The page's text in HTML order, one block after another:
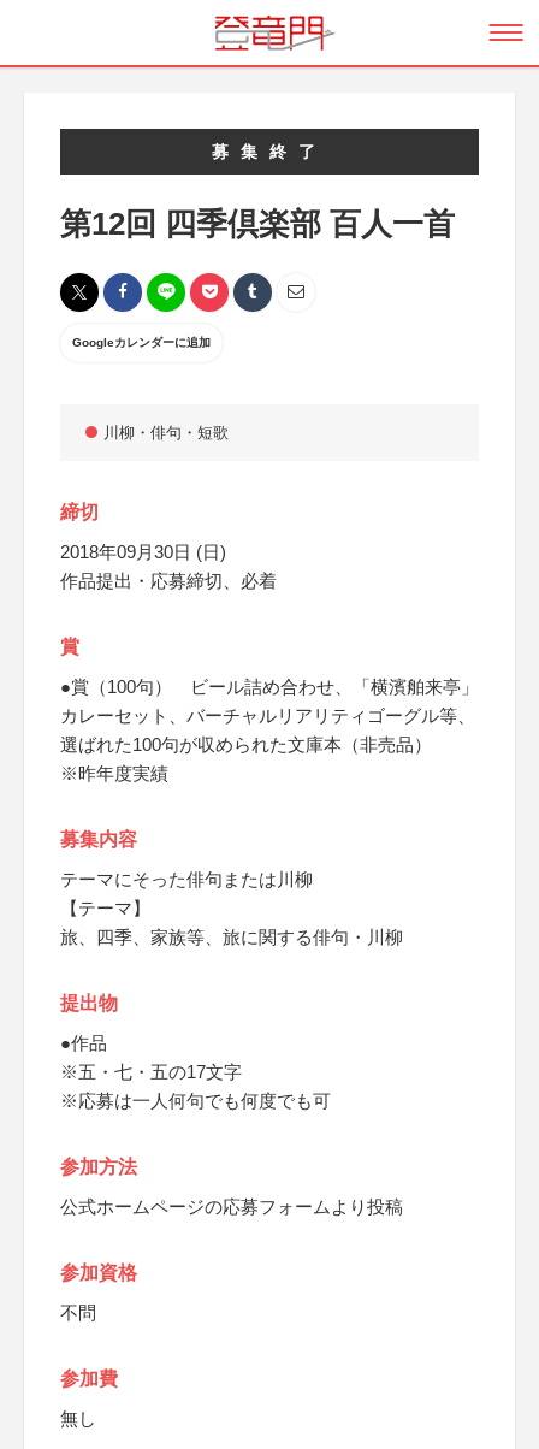
募集終了
第12回 四季倶楽部 百人一首
Googleカレンダーに追加
川柳・俳句・短歌
締切
2018年09月30日 (日)
作品提出・応募締切、必着
賞
●賞（100句） ビール詰め合わせ、「横濱舶来亭」
カレーセット、バーチャルリアリティゴーグル等、
選ばれた100句が収められた文庫本（非売品）
※昨年度実績
募集内容
テーマにそった俳句または川柳
【テーマ】
旅、四季、家族等、旅に関する俳句・川柳
提出物
●作品
※五・七・五の17文字
※応募は一人何句でも何度でも可
参加方法
公式ホームページの応募フォームより投稿
参加資格
不問
参加費
無し